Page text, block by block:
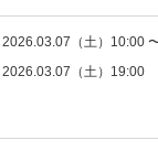
2026.03.07（土）10:00
2026.03.07（土）19:00